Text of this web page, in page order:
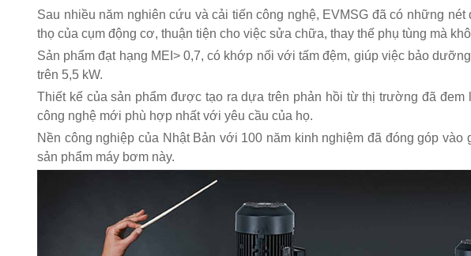
Sau nhiều năm nghiên cứu và cải tiến công nghệ, EVMSG đã có những
thọ của cụm động cơ, thuận tiện cho việc sửa chữa, thay thế phụ tùng mà
Sản phẩm đạt hạng MEI> 0,7, có khớp nối với tấm đệm, giúp việc bảo
trên 5,5 kW.
Thiết kế của sản phẩm được tạo ra dựa trên phản hồi từ thị trường đã
công nghệ mới phù hợp nhất với yêu cầu của họ.
Nền công nghiệp của Nhật Bản với 100 năm kinh nghiệm đã đóng góp
sản phẩm máy bơm này.